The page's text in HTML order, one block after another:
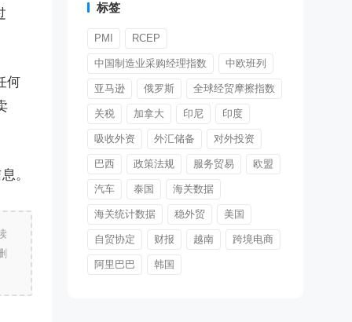
何
。
标签
PMI RCEP
中国制造业采购经理指数 中欧班列
亚马逊 俄罗斯 全球经贸摩擦指数
关税 加拿大 印尼 印度
吸收外资 外汇储备 对外投资
巴西 政策法规 服务贸易 欧盟
汽车 泰国 海关数据
海关统计数据 稳外贸 美国
自贸协定 财报 越南 跨境电商
阿里巴巴 韩国